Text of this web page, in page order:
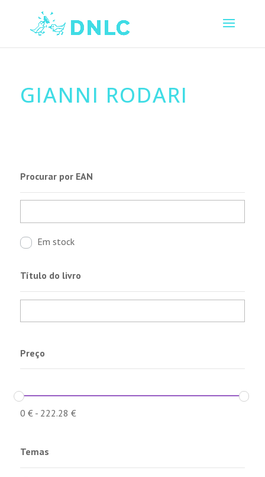
GIANNI RODARI
Procurar por EAN
Em stock
Título do livro
Preço
0 €- 222.28 €
Temas